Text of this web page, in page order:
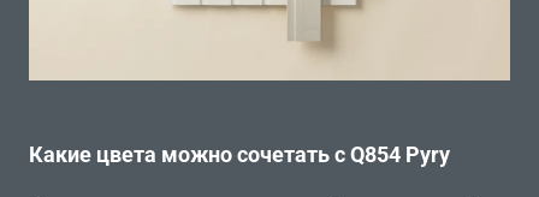
Какие цвета можно сочетать с Q854 Pyry